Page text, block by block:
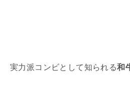
実力派コンビとして知られる和